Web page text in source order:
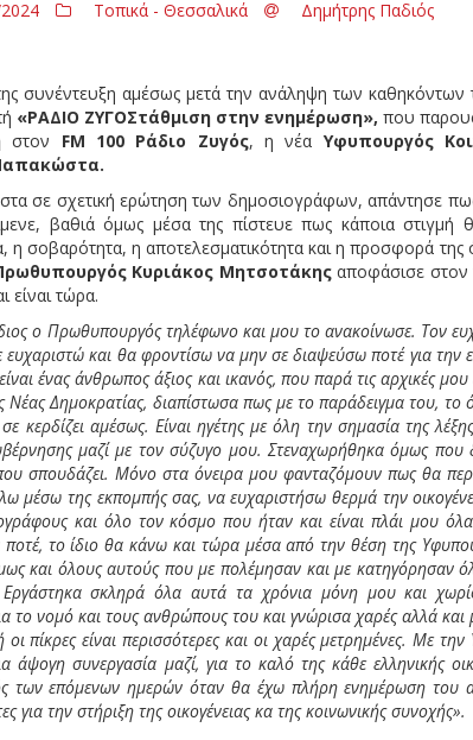
Τοπικά - Θεσσαλικά Δημήτρης Παδιός
συνέντευξη αμέσως μετά την ανάληψη των
«ΡΑΔΙΟ ΖΥΓΟΣτάθμιση στην ενημέρωση», που
στον FM 100 Ράδιο Ζυγός, η νέα Υφυπουργός
σε σχετική ερώτηση των δημοσιογράφων, απάντησε
βαθιά όμως μέσα της πίστευε πως κάποια
η σοβαρότητα, η αποτελεσματικότητα και η προσφορά
Κυριάκος Μητσοτάκηςαποφάσισε στον
είναι τώρα.
ο Πρωθυπουργός τηλέφωνο και μου το ανακοίνωσε. Τον
ευχαριστώ και θα φροντίσω να μην σε διαψεύσω ποτέ για
ένας άνθρωπος άξιος και ικανός, που παρά τις αρχικές
Νέας Δημοκρατίας, διαπίστωσα πως με το παράδειγμα του, το
κερδίζει αμέσως. Είναι ηγέτης με όλη την σημασία της
μαζί με τον σύζυγο μου. Στεναχωρήθηκα όμως
σπουδάζει. Μόνο στα όνειρα μου φανταζόμουν πως θα
μέσω της εκπομπής σας, να ευχαριστήσω θερμά την
και όλο τον κόσμο που ήταν και είναι πλάι μου
το ίδιο θα κάνω και τώρα μέσα από την θέση της
και όλους αυτούς που με πολέμησαν και με κατηγόρησαν
σκληρά όλα αυτά τα χρόνια μόνη μου και
το νομό και τους ανθρώπους του και γνώρισα χαρές αλλά και
οι πίκρες είναι περισσότερες και οι χαρές μετρημένες. Με
άψογη συνεργασία μαζί, για το καλό της κάθε ελληνικής
των επόμενων ημερών όταν θα έχω πλήρη ενημέρωση του
για την στήριξη της οικογένειας κα της κοινωνικής συνοχής».